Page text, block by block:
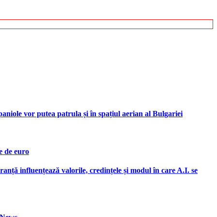
vor putea patrula și în spațiul aerian al Bulgariei
de euro
influențează valorile, credințele și modul în care A.I. se